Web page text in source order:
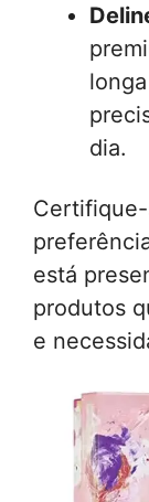
dia.
está
produtos
e